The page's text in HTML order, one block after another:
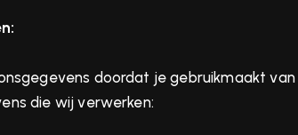
doordat je gebruikmaakt
die wij verwerken: